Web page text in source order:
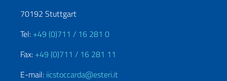
70192 Stuttgart
Tel: +49 (0)711 / 16 281 0
Fax: +49 (0)711 / 16 281 11
E-mail: iicstoccarda@esteri.it